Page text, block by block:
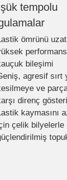
tempolu
ömrünü
bileşimi
agresif sırt
ve
direnç
kaymasını
çelik bilyelerle